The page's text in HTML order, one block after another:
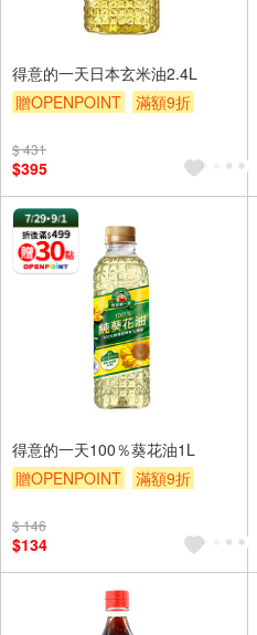
得意的一天日本玄米油2.4L
贈OPENPOINT
滿額9折
$ 431
$395
得意的一天100％葵花油1L
贈OPENPOINT
滿額9折
$ 146
$134